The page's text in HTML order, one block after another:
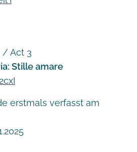
/ Act 3
Stille amare
erstmals verfasst am